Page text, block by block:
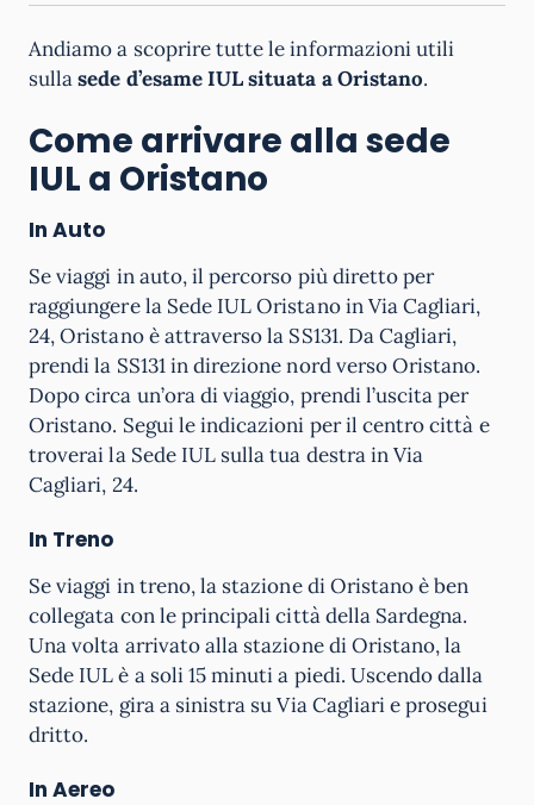
Andiamo a scoprire tutte le informazioni utili
sullasede d’esame IULsituata a Oristano.
Come arrivare alla sede
IUL a Oristano
In Auto
Se viaggi in auto, il percorso più diretto per
raggiungere la Sede IUL Oristano in Via Cagliari,
24, Oristano è attraverso la SS131. Da Cagliari,
prendi la SS131 in direzione nord verso Oristano.
Dopo circa un’ora di viaggio, prendi l’uscita per
Oristano. Segui le indicazioni per il centro città e
troverai la Sede IUL sulla tua destra in Via
Cagliari, 24.
In Treno
Se viaggi in treno, la stazione di Oristano è ben
collegata con le principali città della Sardegna.
Una volta arrivato alla stazione di Oristano, la
Sede IUL è a soli 15 minuti a piedi. Uscendo dalla
stazione, gira a sinistra su Via Cagliari e prosegui
dritto.
In Aereo